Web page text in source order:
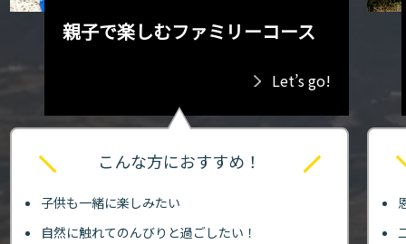
親子で楽しむファミリーコース
Let’s go!
こんな方におすすめ！
子供も一緒に楽しみたい
自然に触れてのんびりと過ごしたい！